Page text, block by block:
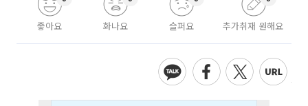
좋아요 화나요 슬퍼요 추가취재 원해요